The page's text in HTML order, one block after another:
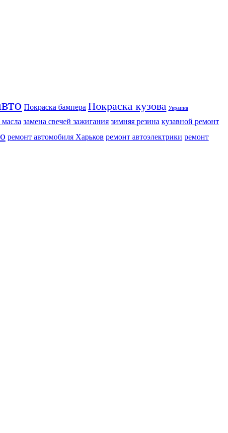
Покраска бампера Покраска кузова Украина
масла замена свечей зажигания зимняя резина кузавной ремонт
ремонт автомобиля Харьков ремонт автоэлектрики ремонт